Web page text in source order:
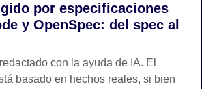
por especificaciones
y OpenSpec: del spec al
con la ayuda de IA. El
basado en hechos reales, si bien